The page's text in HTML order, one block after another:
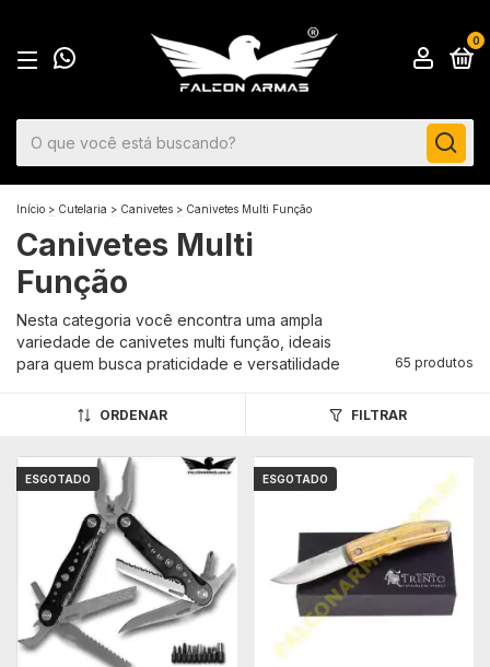
0
Início > Cutelaria > Canivetes > Canivetes Multi Função
Canivetes Multi
Função
Nesta categoria você encontra uma ampla
variedade de canivetes multi função, ideais
para quem busca praticidade e versatilidade
65 produtos
ORDENAR FILTRAR
ESGOTADO ESGOTADO